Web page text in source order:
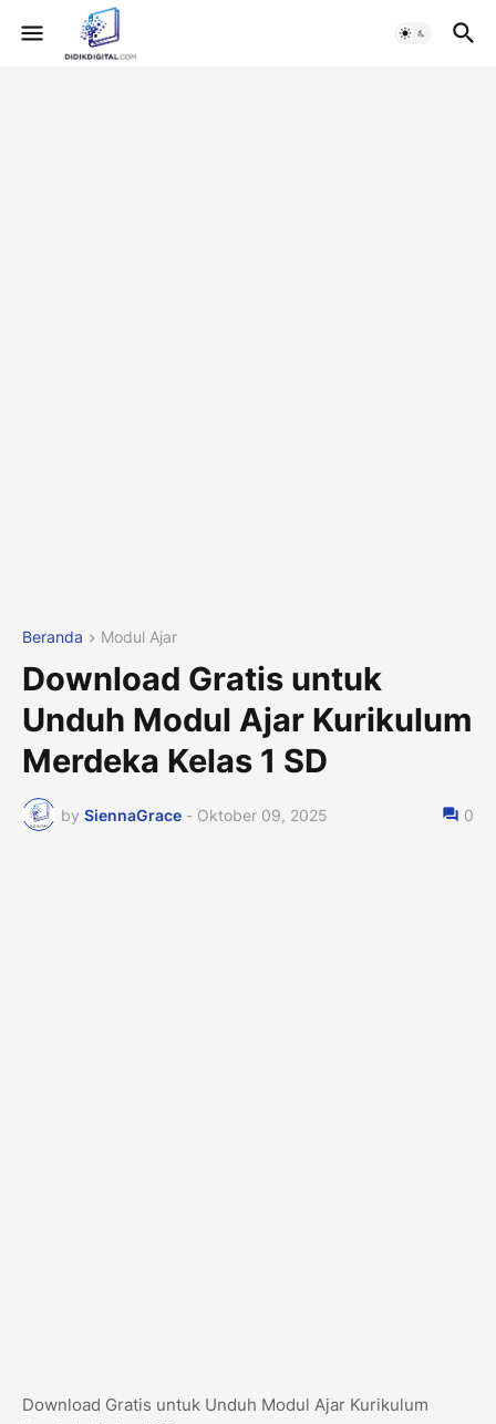
Beranda Modul Ajar
Download Gratis untuk
Unduh Modul Ajar Kurikulum
Merdeka Kelas 1 SD
by SiennaGrace - Oktober 09, 2025 0
Download Gratis untuk Unduh Modul Ajar Kurikulum